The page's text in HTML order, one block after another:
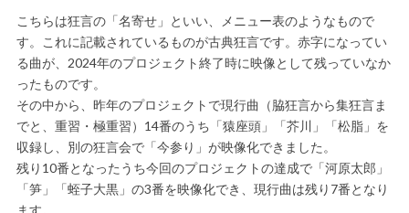
こちらは狂言の「名寄せ」といい、メニュー表のようなもので
す。これに記載されているものが古典狂言です。赤字になってい
る曲が、2024年のプロジェクト終了時に映像として残っていなか
ったものです。
その中から、昨年のプロジェクトで現行曲（脇狂言から集狂言ま
でと、重習・極重習）14番のうち「猿座頭」「芥川」「松脂」を
収録し、別の狂言会で「今参り」が映像化できました。
残り10番となったうち今回のプロジェクトの達成で「河原太郎」
「笋」「蛭子大黒」の3番を映像化でき、現行曲は残り7番となり
ます。